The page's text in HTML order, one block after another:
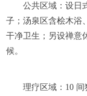
公共区域：设日式
子；汤泉区含桧木浴
干净卫生；另设禅意
候。
理疗区域：10 间